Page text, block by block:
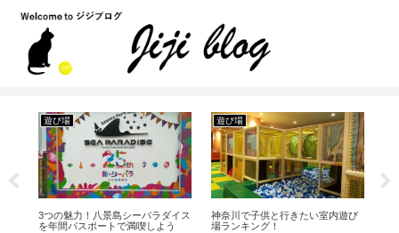
遊び場
3つの魅力！八景島シーパラダイス
を年間パスポートで満喫しよう
遊び場
神奈川で子供と行きたい室内遊び
場ランキング！